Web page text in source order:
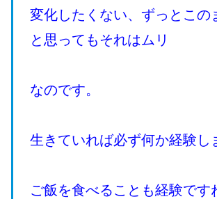
変化したくない、ずっとこの
と思ってもそれはムリ
なのです。
生きていれば必ず何か経験し
ご飯を食べることも経験です